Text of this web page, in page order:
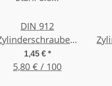
DIN 912
Innensechskant -
Stahl 8.8 galv.
1,45 € *
5,80 € / 100